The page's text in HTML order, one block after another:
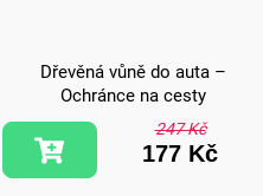
Dřevěná vůně do auta –
Ochránce na cesty
247 Kč
177 Kč